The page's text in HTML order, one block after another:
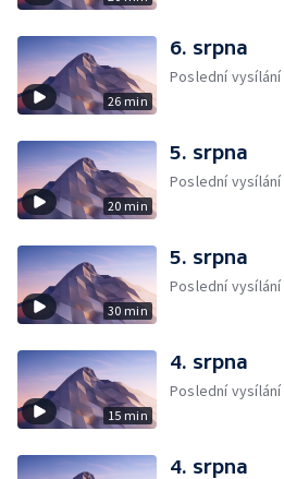
26 min
6. srpna
Poslední vysílání
20 min
5. srpna
Poslední vysílání
30 min
5. srpna
Poslední vysílání
15 min
4. srpna
Poslední vysílání
4. srpna